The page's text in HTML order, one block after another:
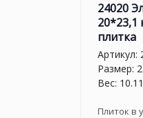
24020
20*23,1
плитка
Артикул:
Размер:
Вес:
Плиток в